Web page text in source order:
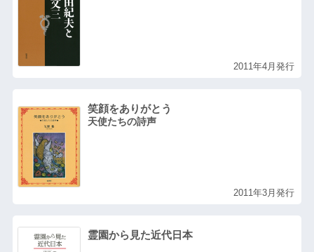
2011年4月発行
笑顔をありがとう
天使たちの詩声
2011年3月発行
霊園から見た近代日本